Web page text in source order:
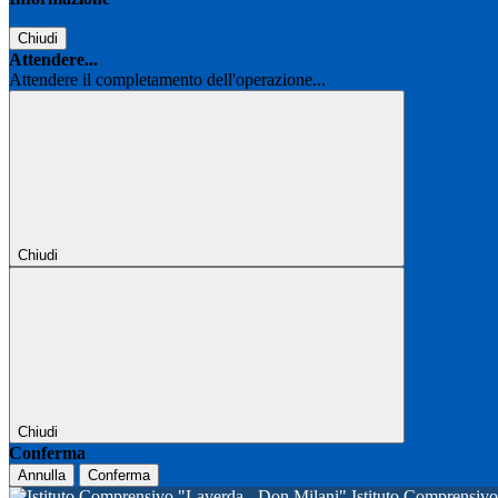
Chiudi
Attendere...
Attendere il completamento dell'operazione...
Chiudi
Chiudi
Conferma
Annulla Conferma